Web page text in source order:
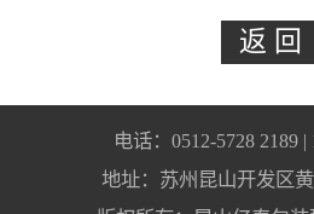
电话：0512-5728 2189 |
地址：苏州昆山开发区